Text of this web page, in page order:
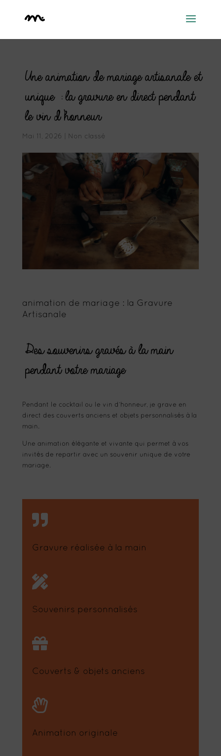
Une animation de mariage artisanale et
unique : la gravure en direct pendant
le vin d’honneur
Mai 11, 2026 Non classé
animation de mariage : la Gravure
Artisanale
Des souvenirs gravés à la main
pendant votre mariage
Pendant le cocktail ou le vin d’honneur, je grave en
direct des couverts anciens et objets personnalisés à la
main.
Une animation élégante et vivante qui permet à vos
invités de repartir avec un souvenir unique de votre
mariage.

Gravure réalisée à la main

Souvenirs personnalisés

Couverts & objets anciens

Animation originale